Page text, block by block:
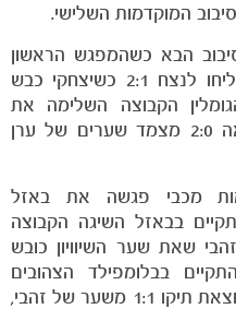
המוקדמות השלישי.
הבא כשהמפגש הראשון
התקיים בבלומפילד. הצ׳כים הצליחו לנצח 2:1 כשיצחקי כבש
הקבוצה השלימה את
העבודה כשניצחה בפלזן בתוצאה 2:0 מצמד שערים של ערן
מכבי פגשה את באזל
בבאזל השיגה הקבוצה
זהבי שאת שער השיוויון כובש
שהתקיים בבלומפילד הצהובים
השלימו את העבודה כשסיימו בתוצאת תיקו 1:1 משער של זהבי,